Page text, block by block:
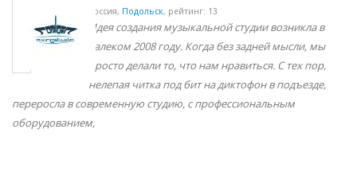
Россия, Подольск, рейтинг: 13
Идея создания музыкальной студии возникла в
далеком 2008 году. Когда без задней мысли, мы
просто делали то, что нам нравиться. С тех пор,
нелепая читка под бит на диктофон в подъезде,
переросла в современную студию, с профессиональным
оборудованием,